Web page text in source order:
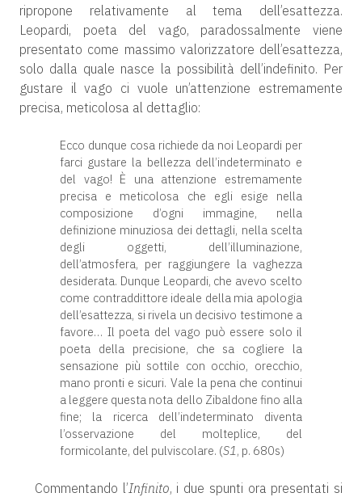
ripropone relativamente al tema dell’esattezza.
Leopardi, poeta del vago, paradossalmente viene
presentato come massimo valorizzatore dell’esattezza,
solo dalla quale nasce la possibilità dell’indefinito. Per
gustare il vago ci vuole un’attenzione estremamente
precisa, meticolosa al dettaglio:
Ecco dunque cosa richiede da noi Leopardi per
farci gustare la bellezza dell’indeterminato e
del vago! È una attenzione estremamente
precisa e meticolosa che egli esige nella
composizione d’ogni immagine, nella
definizione minuziosa dei dettagli, nella scelta
degli oggetti, dell’illuminazione,
dell’atmosfera, per raggiungere la vaghezza
desiderata. Dunque Leopardi, che avevo scelto
come contraddittore ideale della mia apologia
dell’esattezza, si rivela un decisivo testimone a
favore… Il poeta del vago può essere solo il
poeta della precisione, che sa cogliere la
sensazione più sottile con occhio, orecchio,
mano pronti e sicuri. Vale la pena che continui
a leggere questa nota dello Zibaldone fino alla
fine; la ricerca dell’indeterminato diventa
l’osservazione del molteplice, del
formicolante, del pulviscolare. (S1, p. 680s)
Commentando l’Infinito, i due spunti ora presentati si